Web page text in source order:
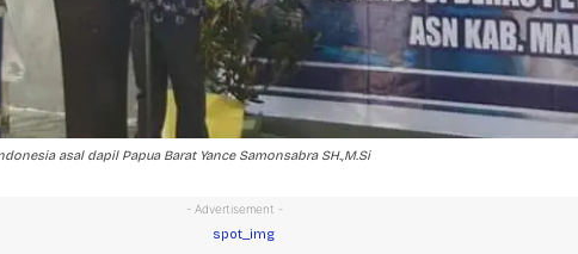
asal dapil Papua Barat Yance Samonsabra SH.,M.Si
- Advertisement -